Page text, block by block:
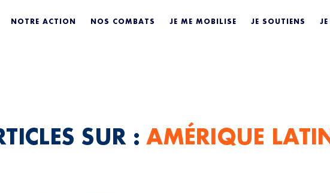
NOTRE ACTION NOS COMBATS JE ME MOBILISE JE SOUTIENS
LATINE /
SUR :AMÉRIQUE